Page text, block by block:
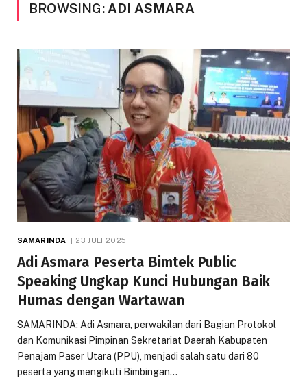
BROWSING: ADI ASMARA
SAMARINDA 23 JULI 2025
Adi Asmara Peserta Bimtek Public
Speaking Ungkap Kunci Hubungan Baik
Humas dengan Wartawan
SAMARINDA: Adi Asmara, perwakilan dari Bagian Protokol
dan Komunikasi Pimpinan Sekretariat Daerah Kabupaten
Penajam Paser Utara (PPU), menjadi salah satu dari 80
peserta yang mengikuti Bimbingan…